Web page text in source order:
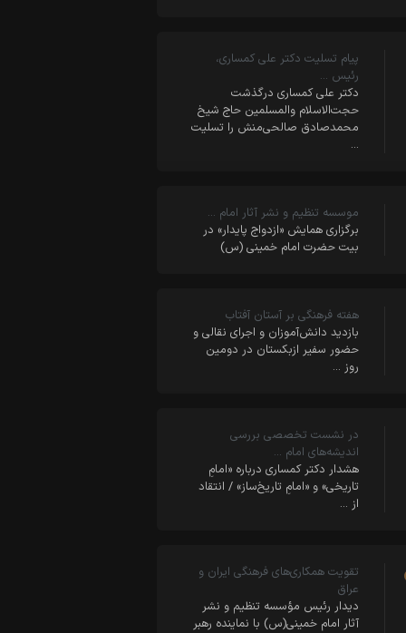
پیام تسلیت دکتر علی کمساری،
رئیس …
دکتر علی کمساری درگذشت
حجت‌الاسلام والمسلمین حاج شیخ
محمدصادق صالحی‌منش را تسلیت
…
موسسه تنظیم و نشر آثار امام …
برگزاری همایش «ازدواج پایدار» در
بیت حضرت امام خمینی (س)
هفته فرهنگی بر آستان آفتاب
بازدید دانش‌آموزان و اجرای نقالی و
حضور سفیر ازبکستان در دومین
روز …
در نشست تخصصی بررسی
اندیشه‌های امام …
هشدار دکتر کمساری درباره «امامِ
تاریخی» و «امامِ تاریخ‌ساز» / انتقاد
از …
تقویت همکاری‌های فرهنگی ایران و
عراق
دیدار رئیس مؤسسه تنظیم و نشر
آثار امام خمینی(س) با نماینده رهبر